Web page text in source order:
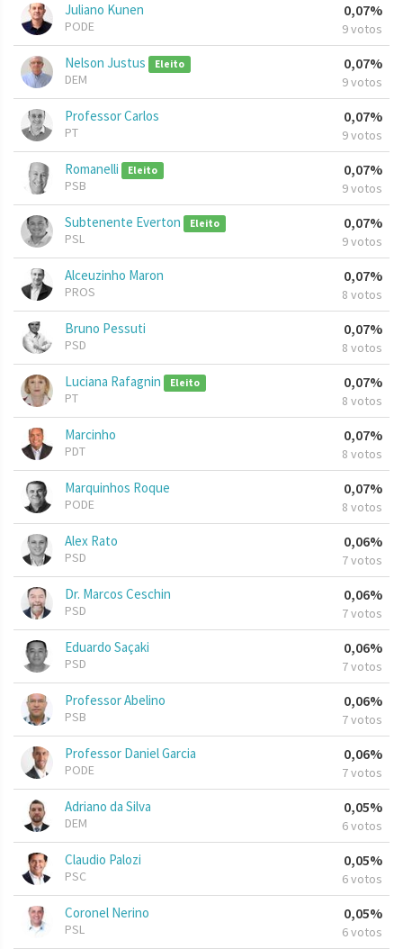
Juliano Kunen
PODE
0,07%
9 votos
Nelson Justus Eleito
DEM
0,07%
9 votos
Professor Carlos
PT
0,07%
9 votos
Romanelli Eleito
PSB
0,07%
9 votos
Subtenente Everton Eleito
PSL
0,07%
9 votos
Alceuzinho Maron
PROS
0,07%
8 votos
Bruno Pessuti
PSD
0,07%
8 votos
Luciana Rafagnin Eleito
PT
0,07%
8 votos
Marcinho
PDT
0,07%
8 votos
Marquinhos Roque
PODE
0,07%
8 votos
Alex Rato
PSD
0,06%
7 votos
Dr. Marcos Ceschin
PSD
0,06%
7 votos
Eduardo Saçaki
PSD
0,06%
7 votos
Professor Abelino
PSB
0,06%
7 votos
Professor Daniel Garcia
PODE
0,06%
7 votos
Adriano da Silva
DEM
0,05%
6 votos
Claudio Palozi
PSC
0,05%
6 votos
Coronel Nerino
PSL
0,05%
6 votos